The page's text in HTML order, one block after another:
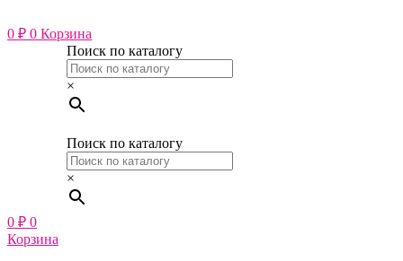
к
содержимому
0 ₽ 0 Корзина
Поиск по каталогу
×
Поиск по каталогу
×
0 ₽ 0
Корзина